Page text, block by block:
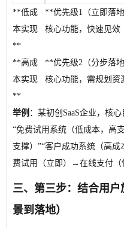
**低成
本实现
**
**优先级1（立即落
核心功能，快速见效
**高成
本实现
**
**优先级2（分步落
核心功能，需规划资
举例 ：某初创SaaS企业，核
“免费试用系统（低成本，高
支撑）”“客户成功系统（高
费试用（立即）→在线支付（
三、第三步：结合用
景到落地）